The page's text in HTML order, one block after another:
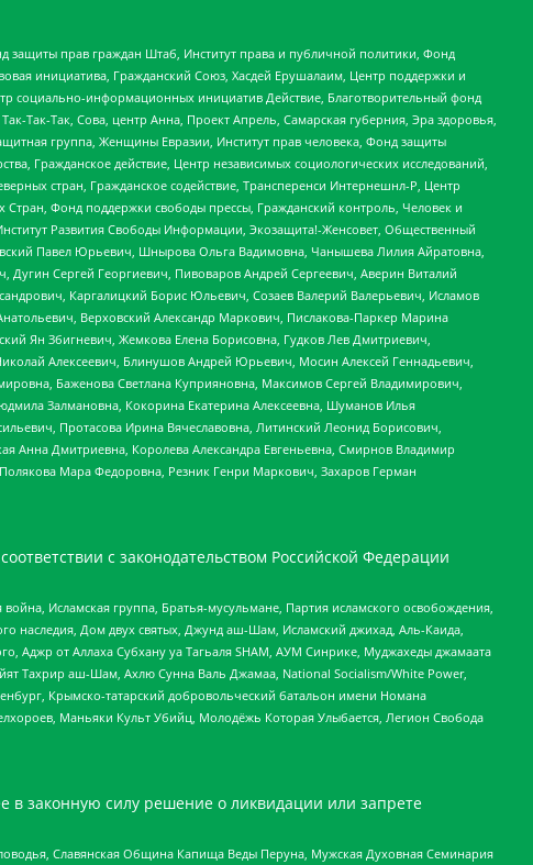
защиты прав граждан Штаб, Институт права и публичной политики, Фонд
инициатива, Гражданский Союз, Хасдей Ерушалаим, Центр поддержки и
социально-информационных инициатив Действие, Благотворительный фонд
Так-Так, Сова, центр Анна, Проект Апрель, Самарская губерния, Эра здоровья,
группа, Женщины Евразии, Институт прав человека, Фонд защиты
Гражданское действие, Центр независимых социологических исследований,
стран, Гражданское содействие, Трансперенси Интернешнл-Р, Центр
Фонд поддержки свободы прессы, Гражданский контроль, Человек и
Развития Свободы Информации, Экозащита!-Женсовет, Общественный
Павел Юрьевич, Шнырова Ольга Вадимовна, Чанышева Лилия Айратовна,
Дугин Сергей Георгиевич, Пивоваров Андрей Сергеевич, Аверин Виталий
Каргалицкий Борис Юльевич, Созаев Валерий Валерьевич, Исламов
Верховский Александр Маркович, Пислакова-Паркер Марина
Ян Збигневич, Жемкова Елена Борисовна, Гудков Лев Дмитриевич,
Алексеевич, Блинушов Андрей Юрьевич, Мосин Алексей Геннадьевич,
Баженова Светлана Куприяновна, Максимов Сергей Владимирович,
Залмановна, Кокорина Екатерина Алексеевна, Шуманов Илья
Протасова Ирина Вячеславовна, Литинский Леонид Борисович,
Анна Дмитриевна, Королева Александра Евгеньевна, Смирнов Владимир
Мара Федоровна, Резник Генри Маркович, Захаров Герман
с законодательством Российской Федерации
Исламская группа, Братья-мусульмане, Партия исламского освобождения,
наследия, Дом двух святых, Джунд аш-Шам, Исламский джихад, Аль-Каида,
Аджр от Аллаха Субхану уа Тагьаля SHAM, АУМ Синрике, Муджахеды джамаата
Тахрир аш-Шам, Ахлю Сунна Валь Джамаа, National Socialism/White Power,
Крымско-татарский добровольческий батальон имени Номана
Маньяки Культ Убийц, Молодёжь Которая Улыбается, Легион Свобода
законную силу решение о ликвидации или запрете
Славянская Община Капища Веды Перуна, Мужская Духовная Семинария